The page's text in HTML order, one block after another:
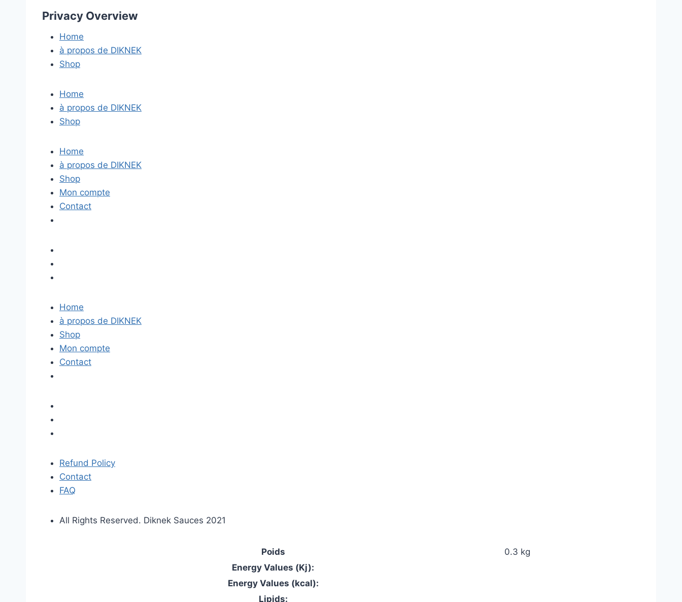
Privacy Overview
Home
à propos de DIKNEK
Shop
Home
à propos de DIKNEK
Shop
Home
à propos de DIKNEK
Shop
Mon compte
Contact
Home
à propos de DIKNEK
Shop
Mon compte
Contact
Refund Policy
Contact
FAQ
All Rights Reserved. Diknek Sauces 2021
Poids
0.3 kg
Energy Values (Kj):
Energy Values (kcal):
Lipids: